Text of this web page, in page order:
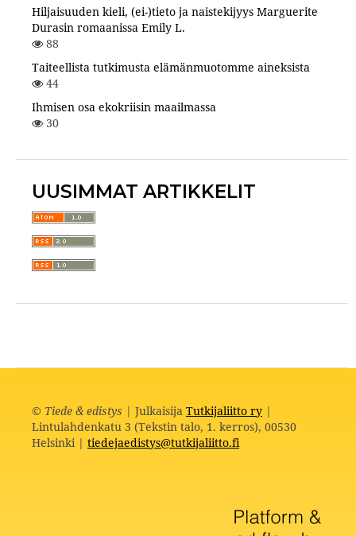
Hiljaisuuden kieli, (ei-)tieto ja naistekijyys Marguerite
Durasin romaanissa Emily L.
88
Taiteellista tutkimusta elämänmuotomme aineksista
44
Ihmisen osa ekokriisin maailmassa
30
UUSIMMAT ARTIKKELIT
© Tiede & edistys | Julkaisija Tutkijaliitto ry|
Lintulahdenkatu 3 (Tekstin talo, 1. kerros), 00530
Helsinki | tiedejaedistys@tutkijaliitto.fi